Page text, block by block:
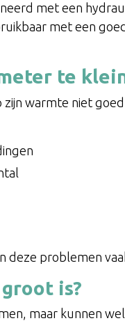
met een
met een
te
warmte niet goed
deze problemen
is?
maar kunnen